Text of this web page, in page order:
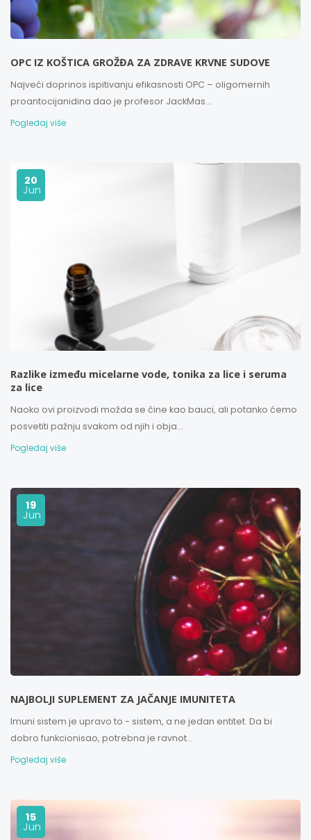
OPC IZ KOŠTICA GROŽĐA ZA ZDRAVE KRVNE SUDOVE
Najveći doprinos ispitivanju efikasnosti OPC – oligomernih
proantocijanidina dao je profesor JackMas...
Pogledaj više
20
Jun
Razlike između micelarne vode, tonika za lice i seruma
za lice
Naoko ovi proizvodi možda se čine kao bauci, ali potanko ćemo
posvetiti pažnju svakom od njih i obja...
Pogledaj više
19
Jun
NAJBOLJI SUPLEMENT ZA JAČANJE IMUNITETA
Imuni sistem je upravo to - sistem, a ne jedan entitet. Da bi
dobro funkcionisao, potrebna je ravnot...
Pogledaj više
15
Jun